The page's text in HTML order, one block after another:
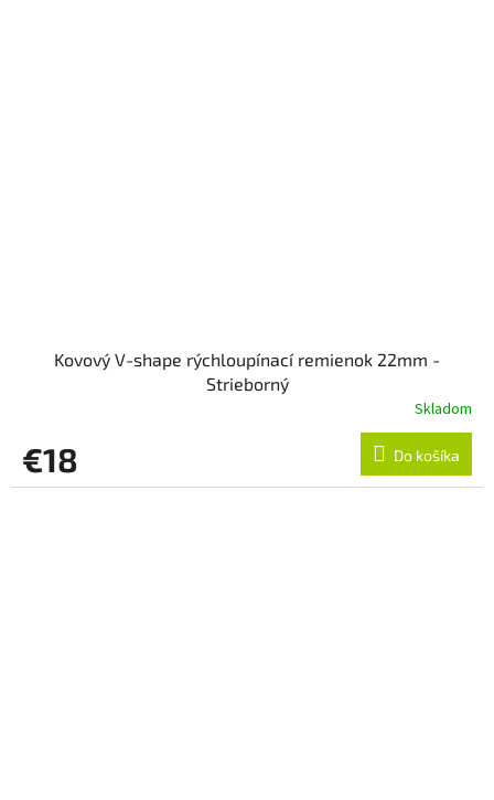
Kovový V-shape rýchloupínací remienok 22mm -
Strieborný
Skladom
€18 Do košíka